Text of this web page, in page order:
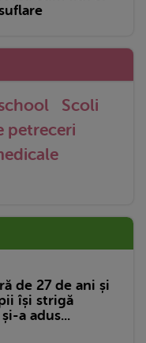
Scoli
petreceri
de 27 de ani și
își strigă
a adus...